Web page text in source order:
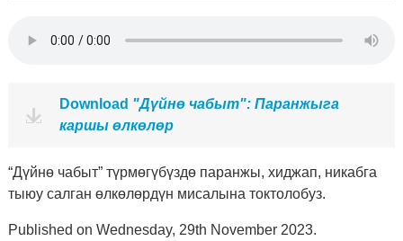
Download "Дүйнө чабыт": Паранжыга
каршы өлкөлөр
“Дүйнө чабыт” түрмөгүбүздө паранжы, хиджап, никабга
тыюу салган өлкөлөрдүн мисалына токтолобуз.
Published on Wednesday, 29th November 2023.